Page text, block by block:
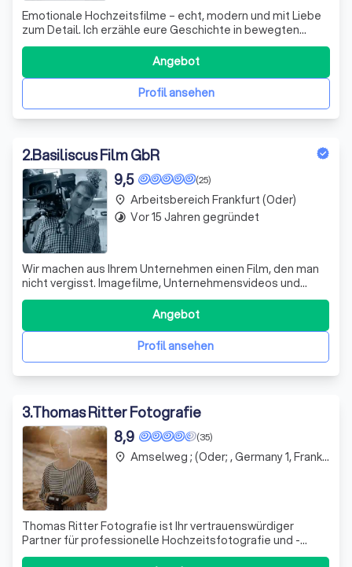
Emotionale Hochzeitsfilme – echt, modern und mit Liebe
zum Detail. Ich erzähle eure Geschichte in bewegten
Bildern.
Profil ansehen
Angebot
2.Basiliscus Film GbR
(25)
9,5
Wir machen aus Ihrem Unternehmen einen Film, den man
nicht vergisst. Imagefilme, Unternehmensvideos und
Eventfilme aus Berlin – präzise, kreativ, wirkungsvoll.
Profil ansehen
Angebot
place Arbeitsbereich Frankfurt (Oder)
timelapse Vor 15 Jahren gegründet
3.Thomas Ritter Fotografie
(35)
8,9
Thomas Ritter Fotografie ist Ihr vertrauenswürdiger
Partner für professionelle Hochzeitsfotografie und -
videografie. Mit unserer langjährigen Erfahrung und
place Amselweg ; (Oder; , Germany 1, Frankfurt (Oder)